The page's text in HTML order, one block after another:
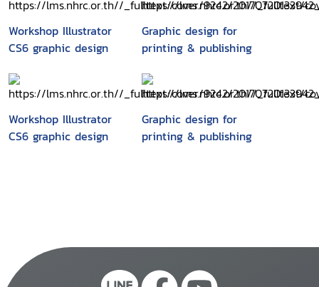
Workshop Illustrator
CS6 graphic design
Graphic design for
printing & publishing
Workshop Illustrator
CS6 graphic design
Graphic design for
printing & publishing